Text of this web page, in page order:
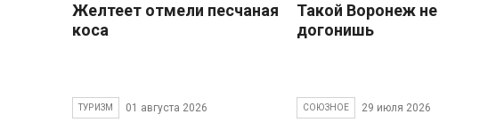
Желтеет отмели песчаная
коса
ТУРИЗМ 01 августа 2026
Такой Воронеж не
догонишь
СОЮЗНОЕ 29 июля 2026